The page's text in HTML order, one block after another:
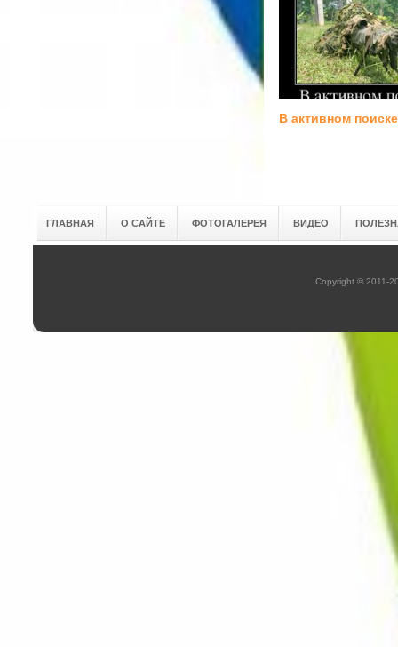
В активном поиске
ГЛАВНАЯ О САЙТЕ ФОТОГАЛЕРЕЯ ВИДЕО
Copyright © 2011-